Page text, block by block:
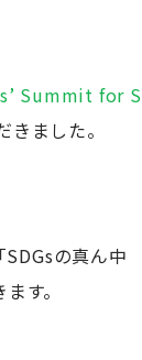
Summit for S
ました。
の真ん中
す。